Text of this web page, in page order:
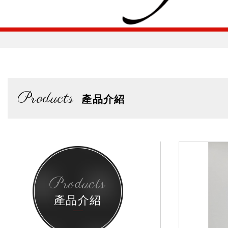
Products 產品介紹
Products
產品介紹